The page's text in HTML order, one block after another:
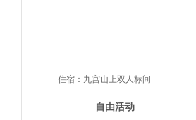
住宿：九宫山上双人标间
自由活动